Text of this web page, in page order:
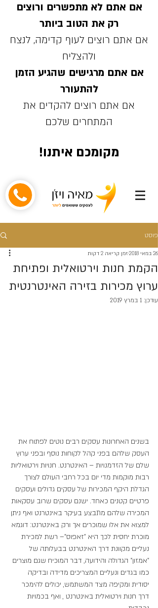
אם אתם לא מתפשרים ורוצים
רק את הטוב ביותר
אם אתם רוצים לעוף קדימה, לנצח
ולהצליח
אם אתם מרגישים שהגיע הזמן
להתעורר
אם אתם רוצים להקדים את
המתחרים שלכם
מקומכם איתנו!
פוסט
הקמת חנות וירטואלית ופתיחת
ערוץ מכירות בזירה האינטרנטית
26 במאי 2018 זמן קריאה 2 דקות
עודכן: 1 במרץ 2019
בשנים האחרונות עסקים רבים נוטים לפתוח את
העסק שלהם בפני קהל לקוחות נוסף ובפני ערוץ
שלם של הזדמנויות – האינטרנט. חנויות וירטואליות
רבות מוקמות מדי יום בכל רחבי העולם לצורך
הגדלת היקף המכירות של עסקים גדולים ועסקים
פרטיים קטנים כאחד. ישנם עסקים שרוב עסקאות
המכירה שלהם מתבצע בעיקר באינטרנט ואף ניתן
למצוא את אלו שמוכרים אך ורק באינטרנט: דוגמא
מוכרת יחסית לכך היא "זאפוס"– רשת למכירת
נעליים מקוונת דרך האינטרנט בבעלותה של
"אמזון" הגדולה והידועה, דבר המוכיח שגם מוצרים
כמו בגדים ונעליים המצריכים מדידה ובדיקה
יסודית ומקיפה מצד המשתמש, יכולים להימכר
דרך חנות וירטואלית באינטרנט , ואף בכמויות